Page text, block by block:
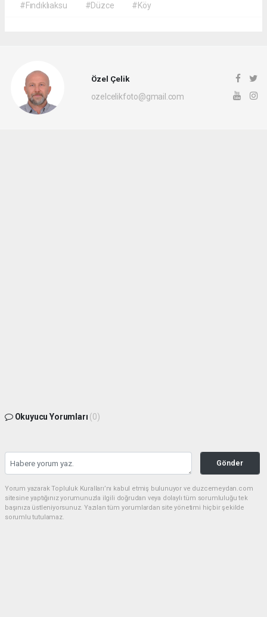
#Fındıklıaksu #Düzce #Köy
Özel Çelik
ozelcelikfoto@gmail.com
Okuyucu Yorumları (0)
Gönder
Yorum yazarak Topluluk Kuralları’nı kabul etmiş bulunuyor ve duzcemeydan.com
sitesine yaptığınız yorumunuzla ilgili doğrudan veya dolaylı tüm sorumluluğu tek
başınıza üstleniyorsunuz. Yazılan tüm yorumlardan site yönetimi hiçbir şekilde
sorumlu tutulamaz.